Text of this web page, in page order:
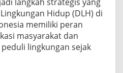
Hidup (DLH) di
memiliki peran
masyarakat dan
lingkungan sejak